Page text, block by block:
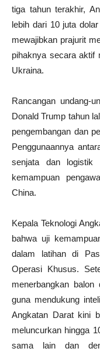
tiga tahun terakhir,
lebih dari 10 juta
mewajibkan prajurit
pihaknya secara aktif
Ukraina.
Rancangan undang-
Donald Trump tahun
pengembangan dan
Penggunaannya
senjata dan logistik
kemampuan
China.
Kepala Teknologi
bahwa uji
dalam latihan di
Operasi Khusus.
menerbangkan
guna mendukung
Angkatan Darat kini
meluncurkan hingga
sama lain dan